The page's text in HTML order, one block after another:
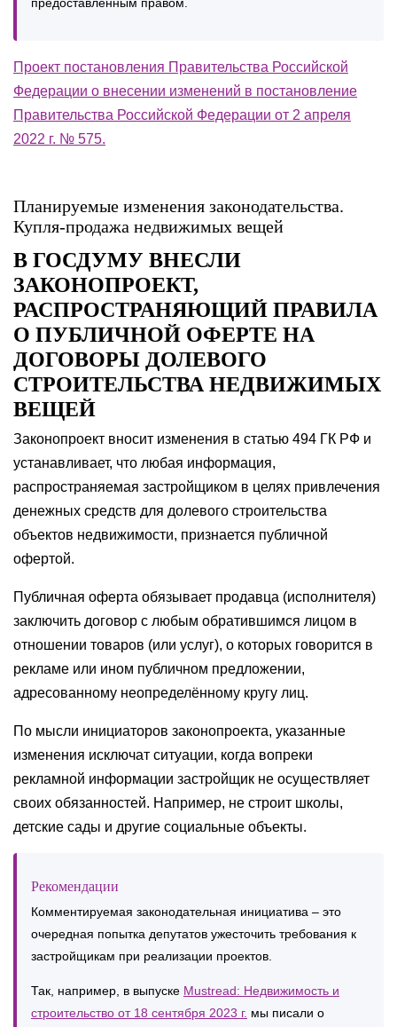
Проект постановления Правительства Российской
Федерации о внесении изменений в постановление
Правительства Российской Федерации от 2 апреля
2022 г. № 575.
Планируемые изменения законодательства.
Купля-продажа недвижимых вещей
В ГОСДУМУ ВНЕСЛИ
ЗАКОНОПРОЕКТ,
РАСПРОСТРАНЯЮЩИЙ ПРАВИЛА
О ПУБЛИЧНОЙ ОФЕРТЕ НА
ДОГОВОРЫ ДОЛЕВОГО
СТРОИТЕЛЬСТВА НЕДВИЖИМЫХ
ВЕЩЕЙ
Законопроект вносит изменения в статью 494 ГК РФ и
устанавливает, что любая информация,
распространяемая застройщиком в целях привлечения
денежных средств для долевого строительства
объектов недвижимости, признается публичной
офертой.
Публичная оферта обязывает продавца (исполнителя)
заключить договор с любым обратившимся лицом в
отношении товаров (или услуг), о которых говорится в
рекламе или ином публичном предложении,
адресованному неопределённому кругу лиц.
По мысли инициаторов законопроекта, указанные
изменения исключат ситуации, когда вопреки
рекламной информации застройщик не осуществляет
своих обязанностей. Например, не строит школы,
детские сады и другие социальные объекты.
Рекомендации
Комментируемая законодательная инициатива – это
очередная попытка депутатов ужесточить требования к
застройщикам при реализации проектов.
Так, например, в выпуске Mustread: Недвижимость и
строительство от 18 сентября 2023 г. мы писали о